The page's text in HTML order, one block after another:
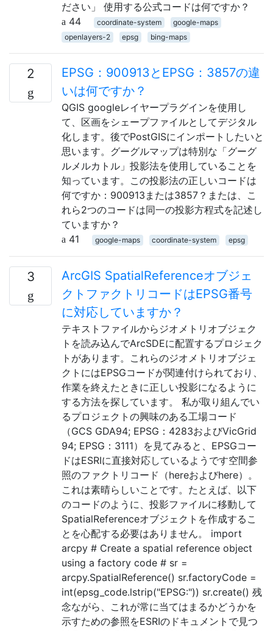
ださい」 使用する公式コードは何ですか？
44
coordinate-system
google-maps
openlayers-2
epsg bing-maps
2
EPSG：900913とEPSG：3857の違
いは何ですか？
QGIS googleレイヤープラグインを使用し
て、区画をシェープファイルとしてデジタル
化します。後でPostGISにインポートしたいと
思います。グーグルマップは特別な「グーグ
ルメルカトル」投影法を使用していることを
知っています。この投影法の正しいコードは
何ですか：900913または3857？または、こ
れら2つのコードは同一の投影方程式を記述し
ていますか？
41
google-maps coordinate-system epsg
3
ArcGIS SpatialReferenceオブジェ
クトファクトリコードはEPSG番号
に対応していますか？
テキストファイルからジオメトリオブジェク
トを読み込んでArcSDEに配置するプロジェク
トがあります。これらのジオメトリオブジェ
クトにはEPSGコードが関連付けられており、
作業を終えたときに正しい投影になるように
する方法を探しています。 私が取り組んでい
るプロジェクトの興味のある工場コード
（GCS GDA94; EPSG：4283およびVicGrid
94; EPSG：3111）を見てみると、EPSGコー
ドはESRIに直接対応しているようです空間参
照のファクトリコード（hereおよびhere）。
これは素晴らしいことです。たとえば、以下
のコードのように、投影ファイルに移動して
SpatialReferenceオブジェクトを作成するこ
とを心配する必要はありません。 import
arcpy # Create a spatial reference object
using a factory code # sr =
arcpy.SpatialReference() sr.factoryCode =
int(epsg_code.lstrip("EPSG:")) sr.create() 残
念ながら、これが常に当てはまるかどうかを
示すための参照をESRIのドキュメントで見つ